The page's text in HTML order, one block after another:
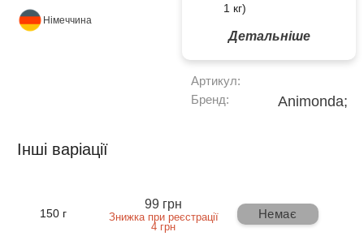
Німеччина
1 кг)
Детальніше
Артикул:
Бренд:
Animonda;
Інші варіації
150 г
99 грн
Знижка при реєстрації
4 грн
Немає